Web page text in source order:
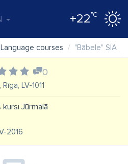
+22°C
Language courses "Bābele" SIA
0
LV-1011
Jūrmalā
2016